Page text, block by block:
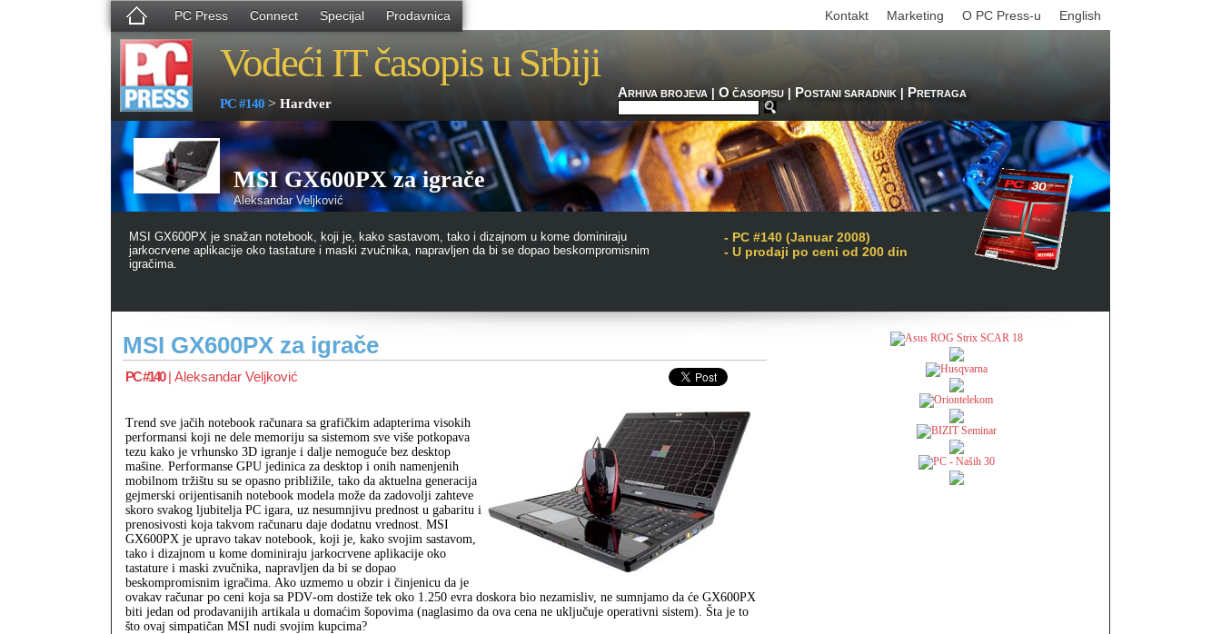
PC Press Connect Specijal Prodavnica English
O PC Press-u
Marketing
Kontakt
Vodeći IT časopis u Srbiji
PC #140 > Hardver
ARHIVA BROJEVA| O ČASOPISU| POSTANI SARADNIK| PRETRAGA
MSI GX600PX za igrače
Aleksandar Veljković
MSI GX600PX je snažan notebook, koji je, kako sastavom, tako i dizajnom u kome dominiraju
jarkocrvene aplikacije oko tastature i maski zvučnika, napravljen da bi se dopao beskompromisnim
igračima.
- PC #140 (Januar 2008)
- U prodaji po ceni od 200 din
MSI GX600PX za igrače
PC #140| Aleksandar Veljković
Trend sve jačih notebook računara sa grafičkim adapterima visokih
performansi koji ne dele memoriju sa sistemom sve više potkopava
tezu kako je vrhunsko 3D igranje i dalje nemoguće bez desktop
mašine. Performanse GPU jedinica za desktop i onih namenjenih
mobilnom tržištu su se opasno približile, tako da aktuelna generacija
gejmerski orijentisanih notebook modela može da zadovolji zahteve
skoro svakog ljubitelja PC igara, uz nesumnjivu prednost u gabaritu i
prenosivosti koja takvom računaru daje dodatnu vrednost. MSI
GX600PX je upravo takav notebook, koji je, kako svojim sastavom,
tako i dizajnom u kome dominiraju jarkocrvene aplikacije oko
tastature i maski zvučnika, napravljen da bi se dopao
beskompromisnim igračima. Ako uzmemo u obzir i činjenicu da je
ovakav računar po ceni koja sa PDV‑om dostiže tek oko 1.250 evra doskora bio nezamisliv, ne sumnjamo da će GX600PX
biti jedan od prodavanijih artikala u domaćim šopovima (naglasimo da ova cena ne uključuje operativni sistem). Šta je to
što ovaj simpatičan MSI nudi svojim kupcima?